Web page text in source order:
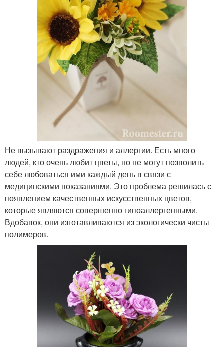
Не вызывают раздражения и аллергии. Есть много
людей, кто очень любит цветы, но не могут позволить
себе любоваться ими каждый день в связи с
медицинскими показаниями. Это проблема решилась с
появлением качественных искусственных цветов,
которые являются совершенно гипоаллергенными.
Вдобавок, они изготавливаются из экологически чисты
полимеров.